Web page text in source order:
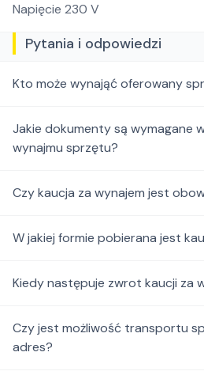
Napięcie 230 V
Pytania i odpowiedzi
Kto może wynająć oferowany
Jakie dokumenty są wymagane
wynajmu sprzętu?
Czy kaucja za wynajem jest
W jakiej formie pobierana jest
Kiedy następuje zwrot kaucji za
Czy jest możliwość transportu
adres?